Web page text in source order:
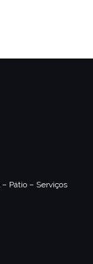
– Pátio – Serviços